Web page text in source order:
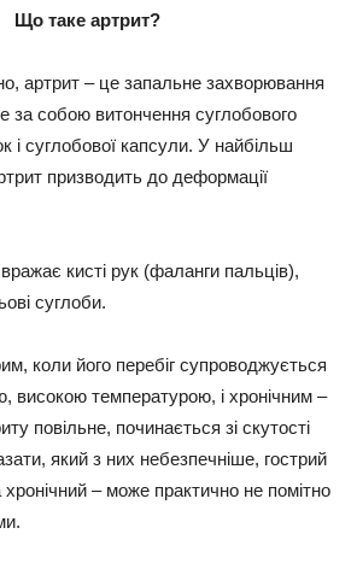
Що таке артрит?
артрит – це запальне захворювання
за собою витончення суглобового
і суглобової капсули. У найбільш
призводить до деформації
кисті рук (фаланги пальців),
суглоби.
коли його перебіг супроводжується
високою температурою, і хронічним –
повільне, починається зі скутості
який з них небезпечніше, гострий
– може практично не помітно